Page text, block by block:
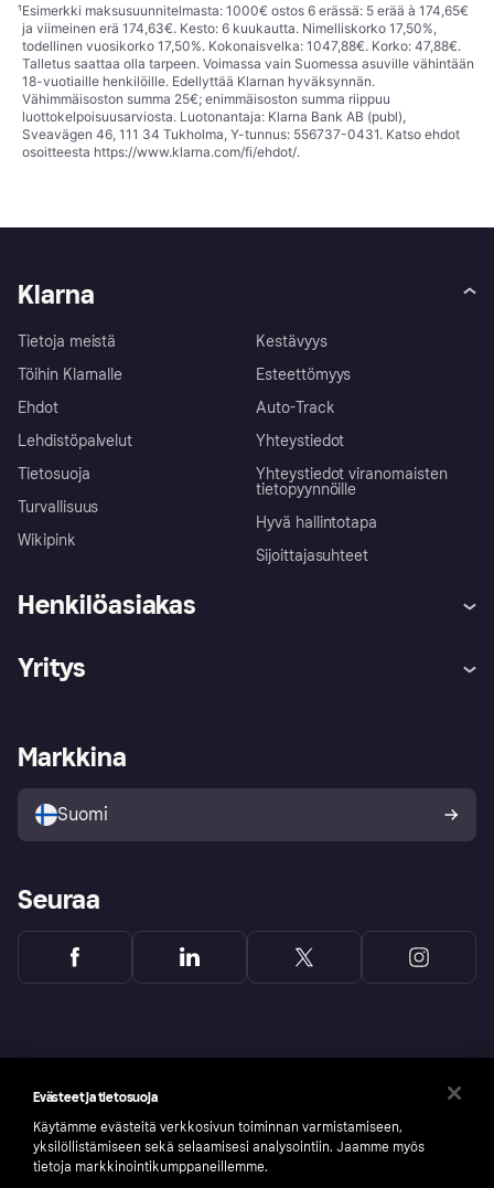
¹Esimerkki maksusuunnitelmasta: 1000€ ostos 6 erässä: 5 erää à 174,65€
ja viimeinen erä 174,63€. Kesto: 6 kuukautta. Nimelliskorko 17,50%,
todellinen vuosikorko 17,50%. Kokonaisvelka: 1047,88€. Korko: 47,88€.
Talletus saattaa olla tarpeen. Voimassa vain Suomessa asuville vähintään
18-vuotiaille henkilöille. Edellyttää Klarnan hyväksynnän.
Vähimmäisoston summa 25€; enimmäisoston summa riippuu
luottokelpoisuusarviosta. Luotonantaja: Klarna Bank AB (publ),
Sveavägen 46, 111 34 Tukholma, Y-tunnus: 556737-0431. Katso ehdot
osoitteesta https://www.klarna.com/fi/ehdot/.
Klarna
Tietoja meistä
Töihin Klarnalle
Ehdot
Lehdistöpalvelut
Tietosuoja
Turvallisuus
Wikipink
Kestävyys
Esteettömyys
Auto-Track
Yhteystiedot
Yhteystiedot viranomaisten
tietopyynnöille
Hyvä hallintotapa
Sijoittajasuhteet
Henkilöasiakas
Kirjaudu sisään
Tutustu kauppoihin
Ostajan turva
Yritys
Kirjaudu sisään yrityksenä
Markkina
Suomi
Seuraa
Evästeet ja tietosuoja
Käytämme evästeitä verkkosivun toiminnan varmistamiseen,
yksilöllistämiseen sekä selaamisesi analysointiin. Jaamme myös
tietoja markkinointikumppaneillemme.